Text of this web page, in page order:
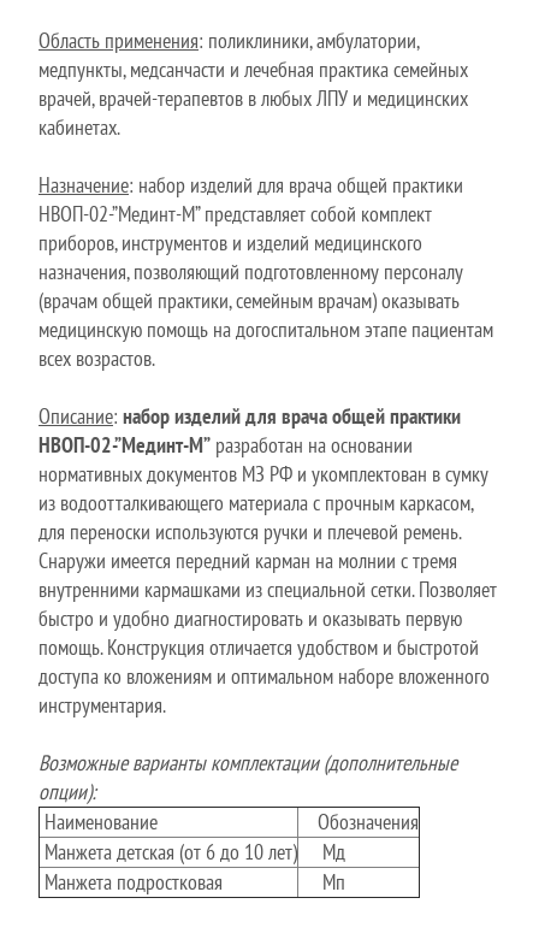
Область применения: поликлиники, амбулатории,
медпункты, медсанчасти и лечебная практика семейных
врачей, врачей-терапевтов в любых ЛПУ и медицинских
кабинетах.
Назначение: набор изделий для врача общей практики
НВОП-02-”Мединт-М” представляет собой комплект
приборов, инструментов и изделий медицинского
назначения, позволяющий подготовленному персоналу
(врачам общей практики, семейным врачам) оказывать
медицинскую помощь на догоспитальном этапе пациентам
всех возрастов.
Описание: набор изделий для врача общей практики
НВОП-02-”Мединт-М” разработан на основании
нормативных документов МЗ РФ и укомплектован в сумку
из водоотталкивающего материала с прочным каркасом,
для переноски используются ручки и плечевой ремень.
Снаружи имеется передний карман на молнии с тремя
внутренними кармашками из специальной сетки. Позволяет
быстро и удобно диагностировать и оказывать первую
помощь. Конструкция отличается удобством и быстротой
доступа ко вложениям и оптимальном наборе вложенного
инструментария.
Возможные варианты комплектации (дополнительные
опции):
Наименование
Обозначения
Манжета детская (от 6 до 10 лет) Мд
Манжета подростковая
Мп